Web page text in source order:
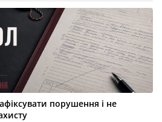
порушення і не